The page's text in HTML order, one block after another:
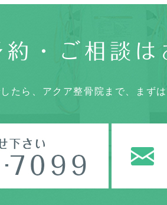
約・ご相談は
たら、アクア整骨院まで、まず